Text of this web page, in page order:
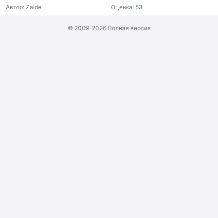
Автор: Zaide Оценка: 53
© 2009–2026 Полная версия